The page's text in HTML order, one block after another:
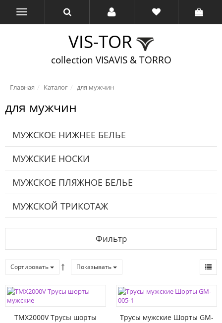
VIS-TOR
collection VISAVIS & TORRO
Главная Каталог для мужчин
для мужчин
МУЖСКОЕ НИЖНЕЕ БЕЛЬЕ
МУЖСКИЕ НОСКИ
МУЖСКОЕ ПЛЯЖНОЕ БЕЛЬЕ
МУЖСКОЙ ТРИКОТАЖ
Фильтр
Сортировать Показывать
TMX2000V Трусы шорты
Трусы мужские Шорты GM-